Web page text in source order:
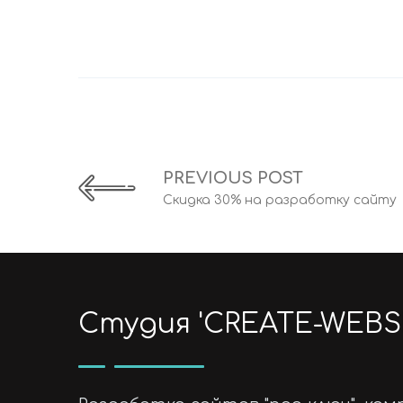
PREVIOUS POST
Скидка 30% на разработку сайту
Cтудия 'CREATE-